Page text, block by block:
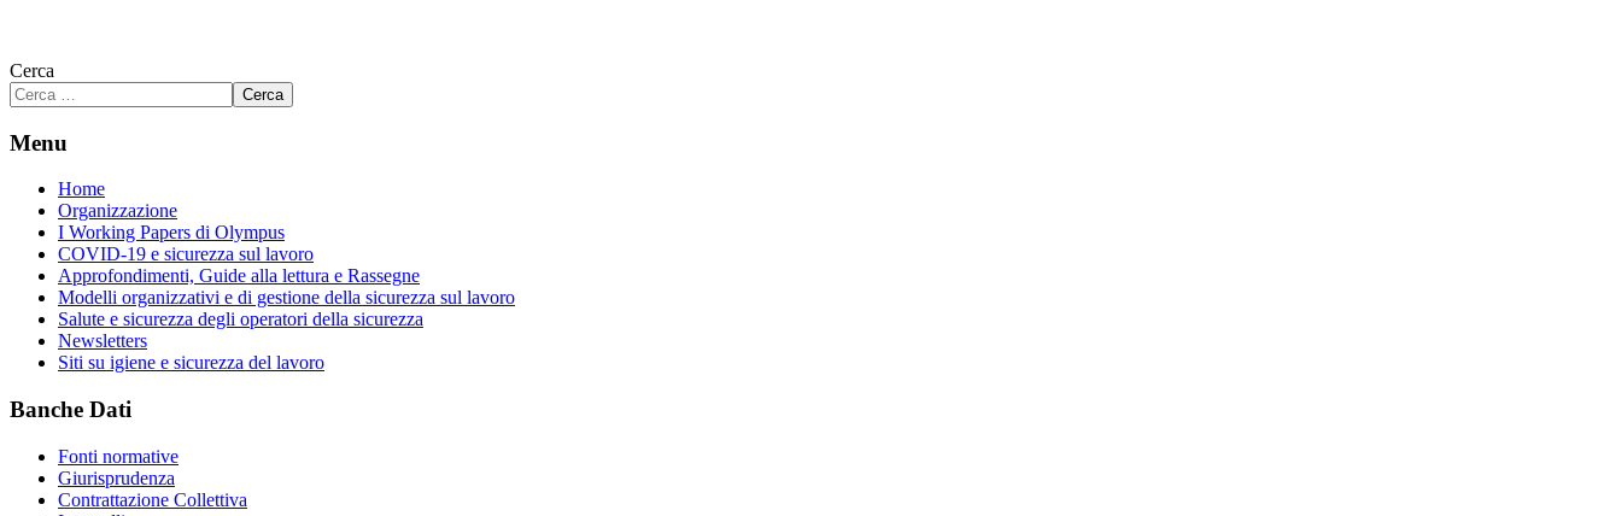
Cerca
Cerca
Menu
Home
Organizzazione
I Working Papers di Olympus
COVID-19 e sicurezza sul lavoro
Approfondimenti, Guide alla lettura e Rassegne
Modelli organizzativi e di gestione della sicurezza sul lavoro
Salute e sicurezza degli operatori della sicurezza
Newsletters
Siti su igiene e sicurezza del lavoro
Banche Dati
Fonti normative
Giurisprudenza
Contrattazione Collettiva